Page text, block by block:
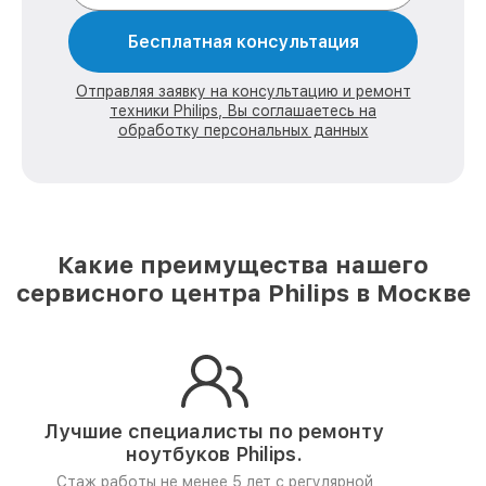
Бесплатная консультация
Отправляя заявку на консультацию и ремонт
техники Philips, Вы соглашаетесь на
обработку персональных данных
Какие преимущества нашего
сервисного центра Philips в Москве
Лучшие специалисты по ремонту
ноутбуков Philips.
Стаж работы не менее 5 лет с регулярной